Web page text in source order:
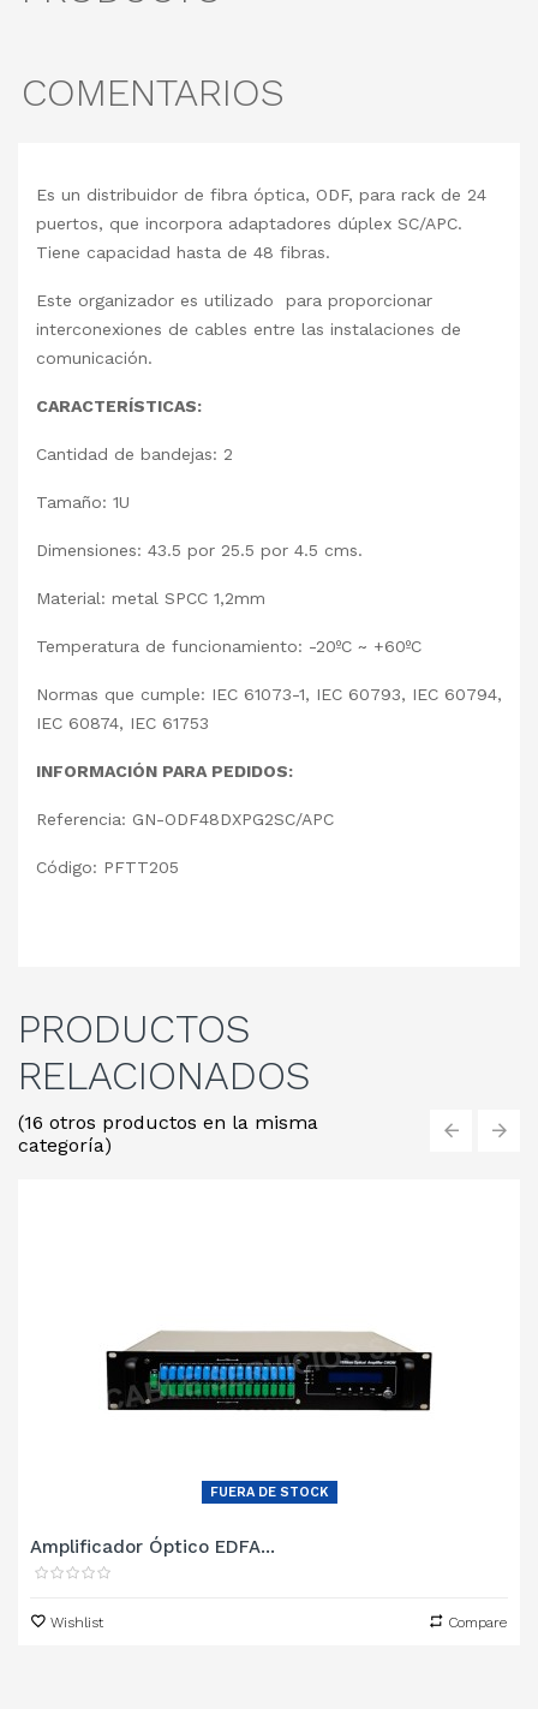
COMENTARIOS
Es un distribuidor de fibra óptica, ODF, para rack de 24
puertos, que incorpora adaptadores dúplex SC/APC.
Tiene capacidad hasta de 48 fibras.
Este organizador es utilizado para proporcionar
interconexiones de cables entre las instalaciones de
comunicación.
CARACTERÍSTICAS:
Cantidad de bandejas: 2
Tamaño: 1U
Dimensiones: 43.5 por 25.5 por 4.5 cms.
Material: metal SPCC 1,2mm
Temperatura de funcionamiento: -20ºC ~ +60ºC
Normas que cumple: IEC 61073-1, IEC 60793, IEC 60794,
IEC 60874, IEC 61753
INFORMACIÓN PARA PEDIDOS:
Referencia: GN-ODF48DXPG2SC/APC
Código: PFTT205
PRODUCTOS
RELACIONADOS
(16 otros productos en la misma
categoría)
FUERA DE STOCK
Amplificador Óptico EDFA...
Wishlist Compare